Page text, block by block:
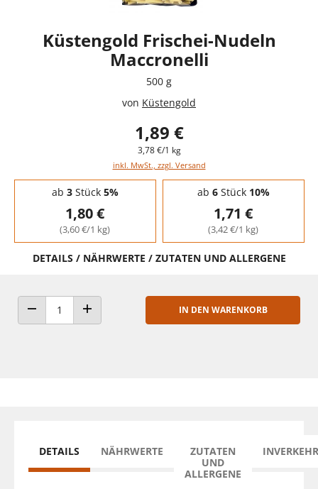
Küstengold Frischei-Nudeln
Maccronelli
500 g
von Küstengold
1,89 €
3,78 €/1 kg
inkl. MwSt., zzgl. Versand
Staffelpreise - Mengenrabatt
ab 3Stück 5%
1,80 €
(3,60 €/1 kg)
ab 6Stück 10%
1,71 €
(3,42 €/1 kg)
DETAILS / NÄHRWERTE / ZUTATEN UND ALLERGENE
ANZAHL VERRINGERNANZAHL ERHÖHEN
IN DEN WARENKORB
DETAILS NÄHRWERTE
ZUTATEN
UND
ALLERGENE